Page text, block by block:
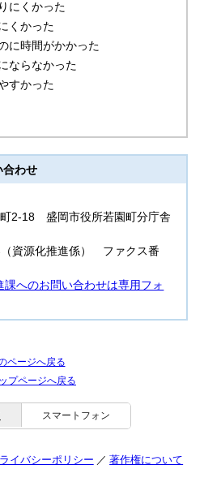
にくかった
くかった
に時間がかかった
ならなかった
すかった
合わせ
2-18 盛岡市役所若園町分庁舎
資源化推進係） ファクス番
へのお問い合わせは専用フォ
ページへ戻る
プページへ戻る
スマートフォン
イバシーポリシー 著作権について